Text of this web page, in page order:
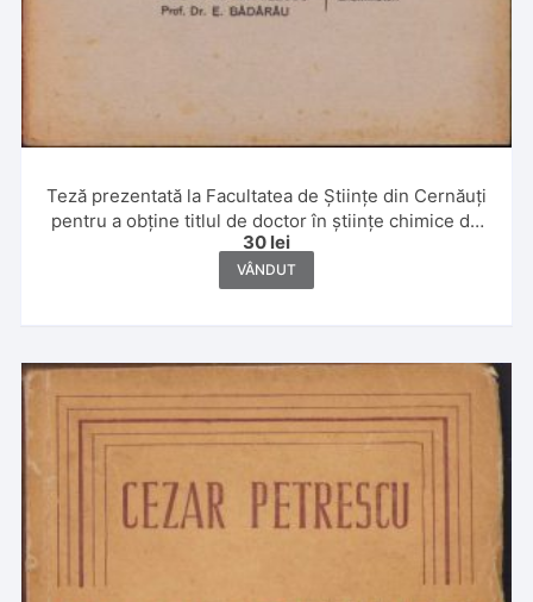
Teză prezentată la Facultatea de Științe din Cernăuți
pentru a obține titlul de doctor în științe chimice de
Leon Sauciuc, 1933
30 lei
VÂNDUT